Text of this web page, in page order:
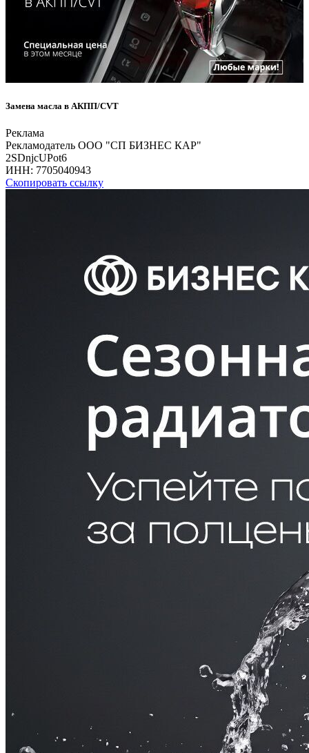
Замена масла в АКПП/CVT
Реклама
Рекламодатель ООО "СП БИЗНЕС КАР"
2SDnjcUPot6
ИНН: 7705040943
Скопировать ссылку